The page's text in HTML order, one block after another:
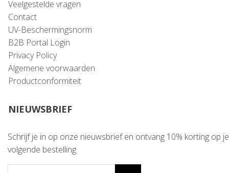
Veelgestelde vragen
Contact
UV-Beschermingsnorm
B2B Portal Login
Privacy Policy
Algemene voorwaarden
Productconformiteit
NIEUWSBRIEF
Schrijf je in op onze nieuwsbrief en ontvang 10% korting op je
volgende bestelling